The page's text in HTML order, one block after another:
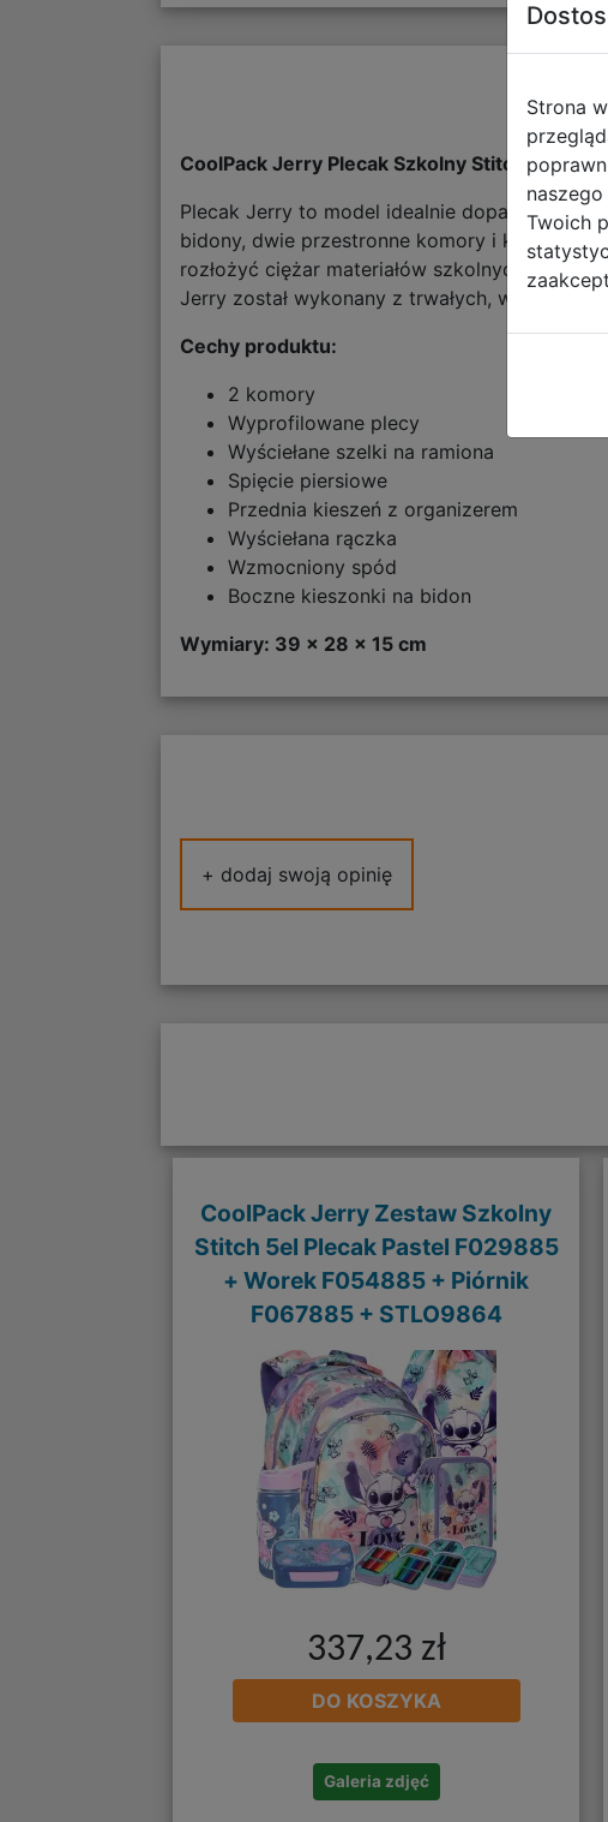
CoolPack Jerry Plecak Szkolny Stitch
Plecak Jerry to model idealnie dopasowany
bidony, dwie przestronne komory i kieszeń z
rozłożyć ciężar materiałów szkolnych.
Jerry został wykonany z trwałych, wysokiej
Cechy produktu:
2 komory
Wyprofilowane plecy
Wyściełane szelki na ramiona
Spięcie piersiowe
Przednia kieszeń z organizerem
Wyściełana rączka
Wzmocniony spód
Boczne kieszonki na bidon
Wymiary: 39 x 28 x 15 cm
+ dodaj swoją opinię
CoolPack Jerry Zestaw Szkolny
Stitch 5el Plecak Pastel F029885
+ Worek F054885 + Piórnik
F067885 + STLO9864
337,23 zł
DO KOSZYKA
Galeria zdjęć
Strona
Twoich